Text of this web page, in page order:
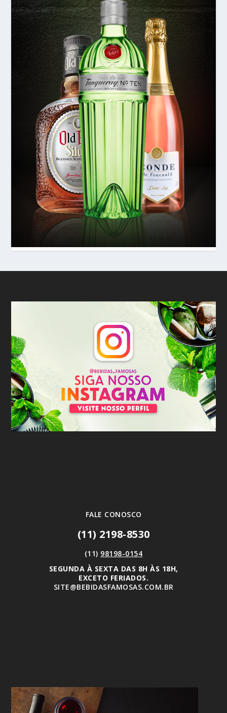
FALE CONOSCO
(11) 2198-8530
(11) 98198-0154
SEGUNDA À SEXTA DAS 8H ÀS 18H,
EXCETO FERIADOS.
SITE@BEBIDASFAMOSAS.COM.BR